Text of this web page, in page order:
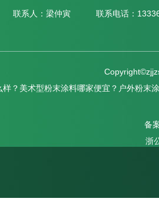
联系人：梁仲寅 联系电话：
Copyright©
？美术型粉末涂料哪家便宜？户外粉末
备
浙